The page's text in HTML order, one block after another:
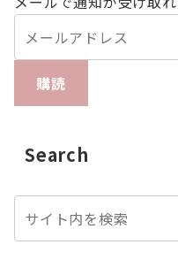
購読
Search